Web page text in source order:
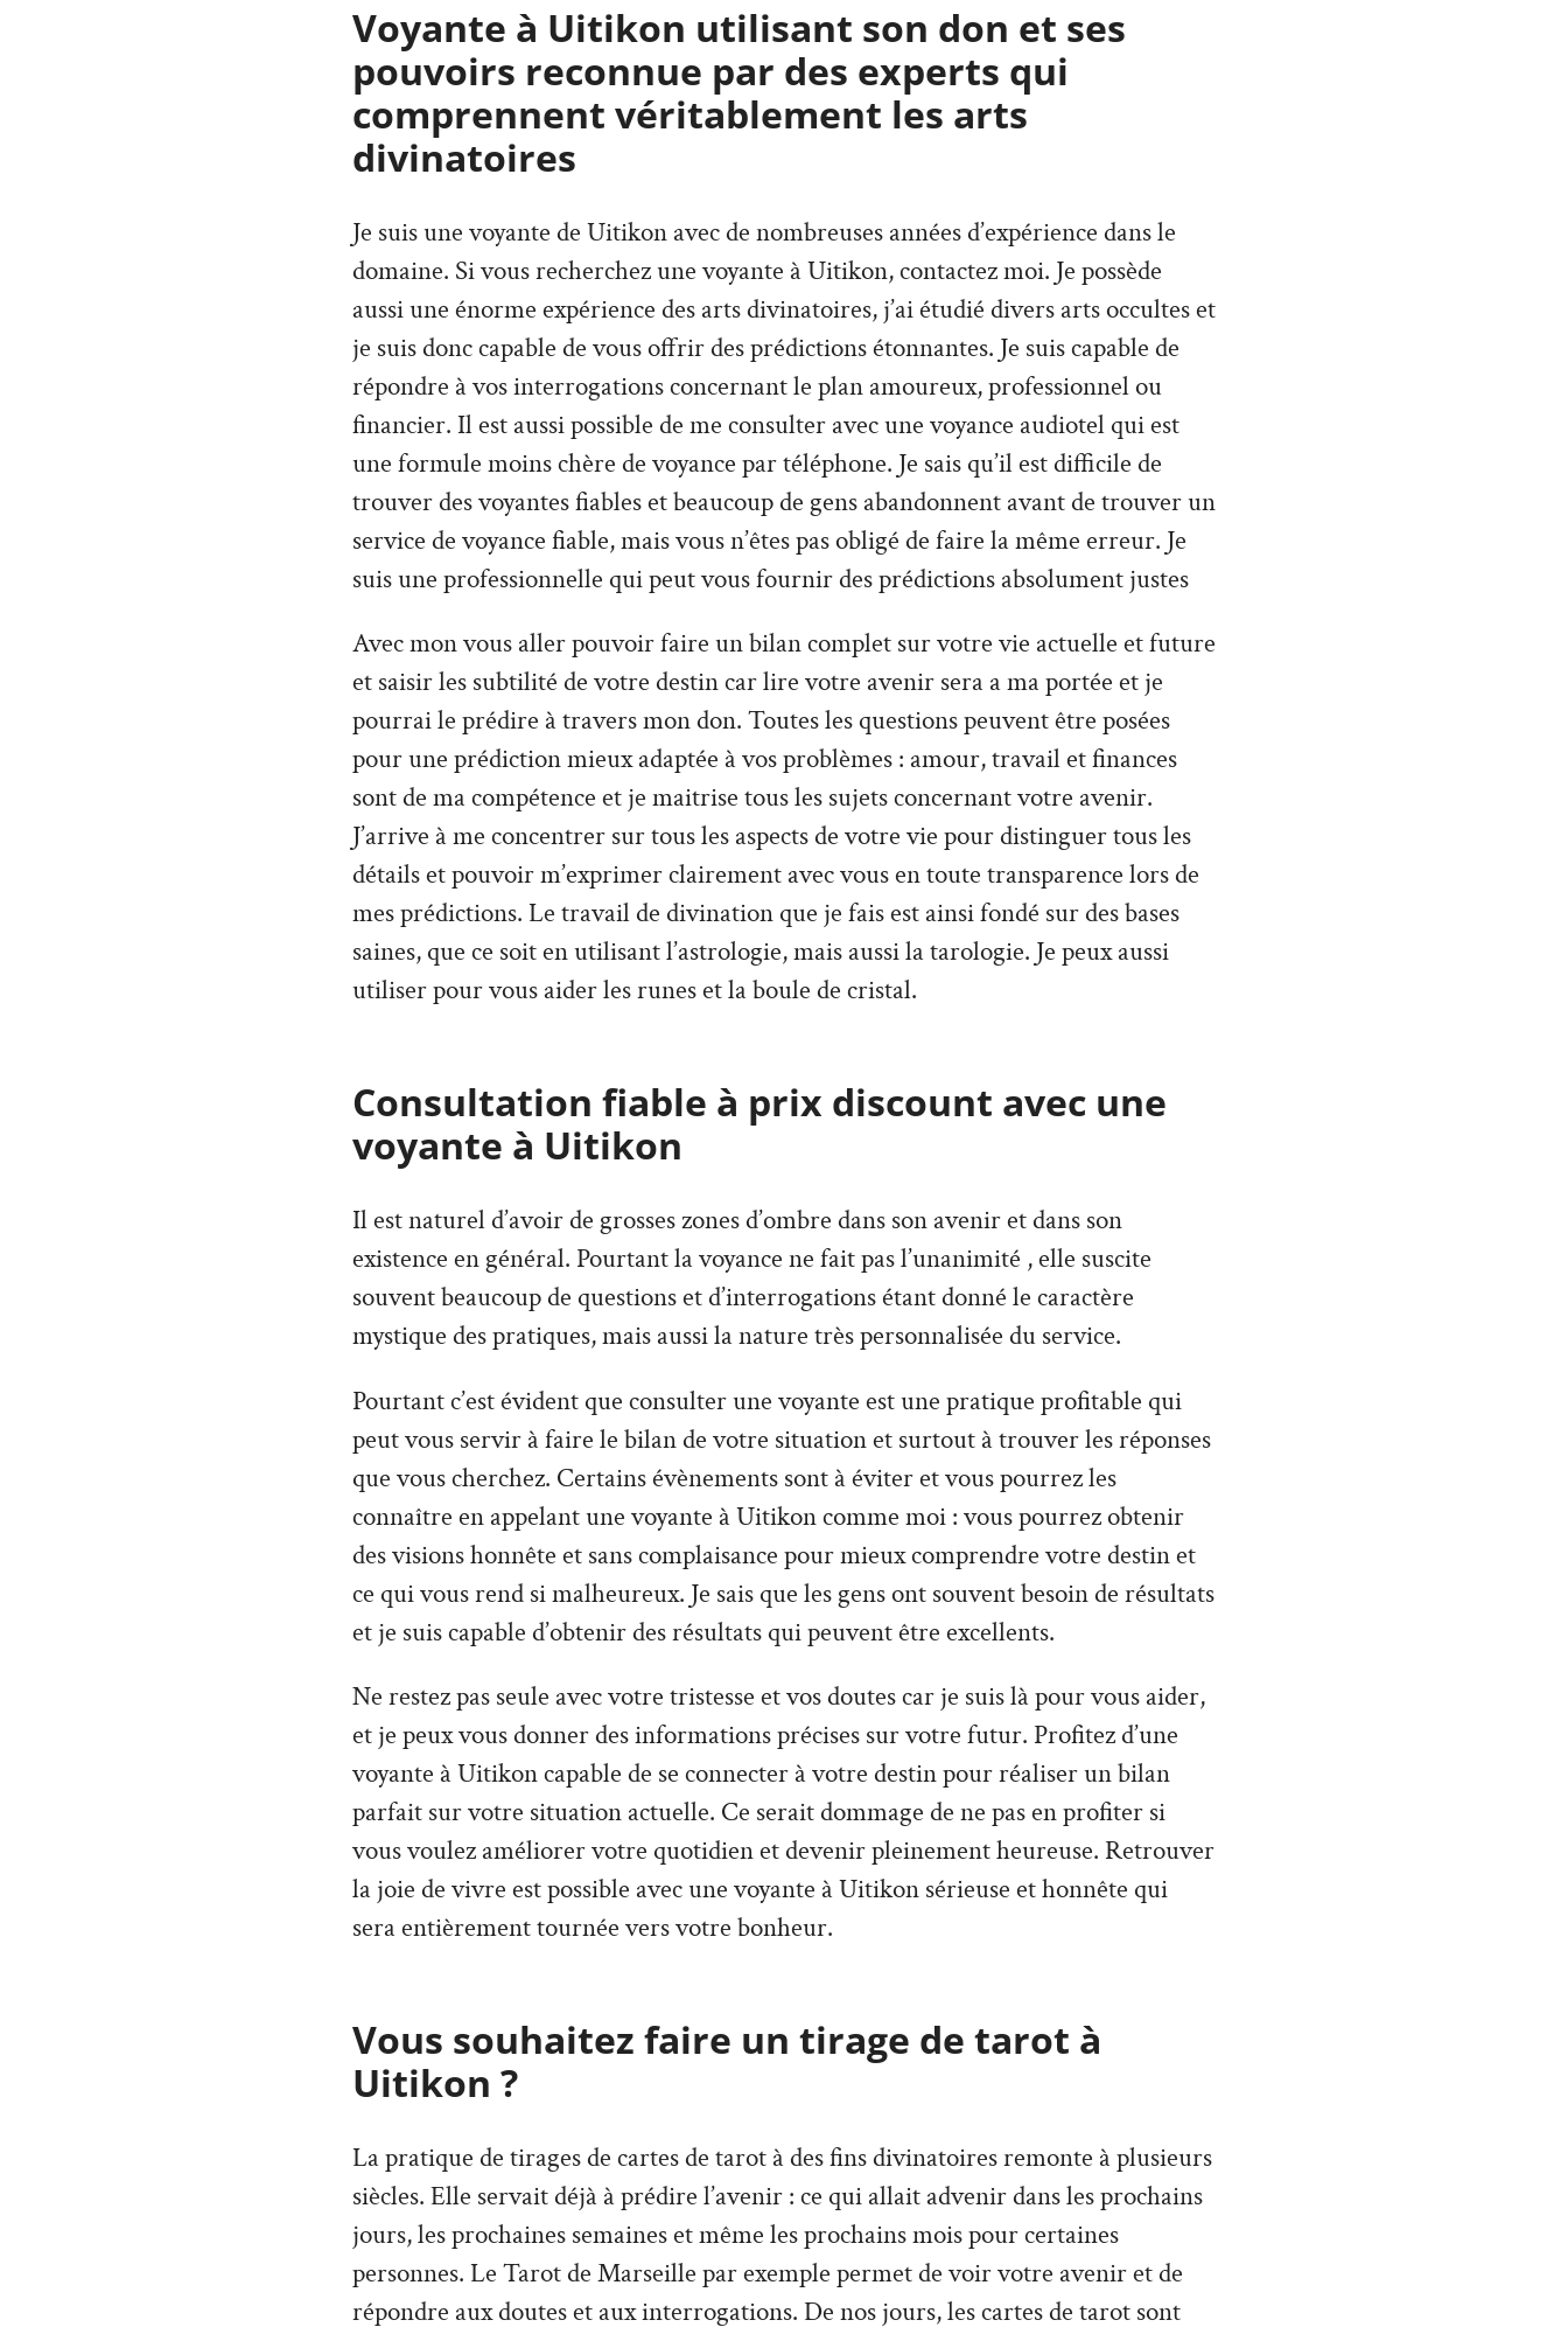
Voyante à Uitikon utilisant son don et ses
pouvoirs reconnue par des experts qui
comprennent véritablement les arts
divinatoires
Je suis une voyante de Uitikon avec de nombreuses années d’expérience dans le
domaine. Si vous recherchez une voyante à Uitikon, contactez moi. Je possède
aussi une énorme expérience des arts divinatoires, j’ai étudié divers arts occultes et
je suis donc capable de vous offrir des prédictions étonnantes. Je suis capable de
répondre à vos interrogations concernant le plan amoureux, professionnel ou
financier. Il est aussi possible de me consulter avec une voyance audiotel qui est
une formule moins chère de voyance par téléphone. Je sais qu’il est difficile de
trouver des voyantes fiables et beaucoup de gens abandonnent avant de trouver un
service de voyance fiable, mais vous n’êtes pas obligé de faire la même erreur. Je
suis une professionnelle qui peut vous fournir des prédictions absolument justes
Avec mon vous aller pouvoir faire un bilan complet sur votre vie actuelle et future
et saisir les subtilité de votre destin car lire votre avenir sera a ma portée et je
pourrai le prédire à travers mon don. Toutes les questions peuvent être posées
pour une prédiction mieux adaptée à vos problèmes : amour, travail et finances
sont de ma compétence et je maitrise tous les sujets concernant votre avenir.
J’arrive à me concentrer sur tous les aspects de votre vie pour distinguer tous les
détails et pouvoir m’exprimer clairement avec vous en toute transparence lors de
mes prédictions. Le travail de divination que je fais est ainsi fondé sur des bases
saines, que ce soit en utilisant l’astrologie, mais aussi la tarologie. Je peux aussi
utiliser pour vous aider les runes et la boule de cristal.
Consultation fiable à prix discount avec une
voyante à Uitikon
Il est naturel d’avoir de grosses zones d’ombre dans son avenir et dans son
existence en général. Pourtant la voyance ne fait pas l’unanimité , elle suscite
souvent beaucoup de questions et d’interrogations étant donné le caractère
mystique des pratiques, mais aussi la nature très personnalisée du service.
Pourtant c’est évident que consulter une voyante est une pratique profitable qui
peut vous servir à faire le bilan de votre situation et surtout à trouver les réponses
que vous cherchez. Certains évènements sont à éviter et vous pourrez les
connaître en appelant une voyante à Uitikon comme moi : vous pourrez obtenir
des visions honnête et sans complaisance pour mieux comprendre votre destin et
ce qui vous rend si malheureux. Je sais que les gens ont souvent besoin de résultats
et je suis capable d’obtenir des résultats qui peuvent être excellents.
Ne restez pas seule avec votre tristesse et vos doutes car je suis là pour vous aider,
et je peux vous donner des informations précises sur votre futur. Profitez d’une
voyante à Uitikon capable de se connecter à votre destin pour réaliser un bilan
parfait sur votre situation actuelle. Ce serait dommage de ne pas en profiter si
vous voulez améliorer votre quotidien et devenir pleinement heureuse. Retrouver
la joie de vivre est possible avec une voyante à Uitikon sérieuse et honnête qui
sera entièrement tournée vers votre bonheur.
Vous souhaitez faire un tirage de tarot à
Uitikon ?
La pratique de tirages de cartes de tarot à des fins divinatoires remonte à plusieurs
siècles. Elle servait déjà à prédire l’avenir : ce qui allait advenir dans les prochains
jours, les prochaines semaines et même les prochains mois pour certaines
personnes. Le Tarot de Marseille par exemple permet de voir votre avenir et de
répondre aux doutes et aux interrogations. De nos jours, les cartes de tarot sont